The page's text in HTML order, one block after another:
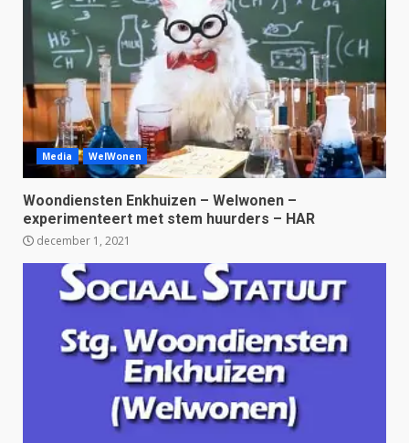
Media WelWonen
Woondiensten Enkhuizen – Welwonen –
experimenteert met stem huurders – HAR
december 1, 2021